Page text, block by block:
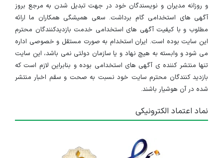
و روزانه مدیران و نویسندگان خود در جهت تبدیل شدن به مرجع بروز
آگهی های استخدامی گام برداشت. سعی همیشگی همکاران ما ارائه
مطلوب و با کیفیت آگهی های استخدامی خدمت بازدیدکنندگان محترم
این سایت بوده است. ایران استخدام به صورت مستقل و خصوصی اداره
می شود و وابسته به هیچ نهاد و یا سازمان دولتی نمی باشد، این سایت
تنها منتشر کننده ی آگهی های استخدامی بوده و بنابراین لازم است که
بازدید کنندگان محترم سایت خود نسبت به صحت و سقم اخبار منتشر
شده در آن هوشیار باشند.
نماد اعتماد الکترونیکی